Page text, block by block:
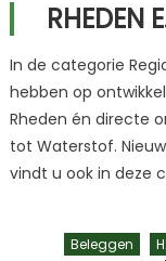
RHEDEN
In de categorie
hebben op
Rheden én directe
tot Waterstof.
vindt u ook in deze
Beleggen